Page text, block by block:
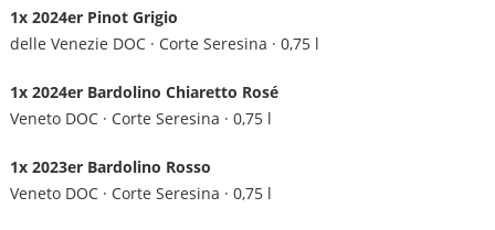
1x 2024er Pinot Grigio
delle Venezie DOC · Corte Seresina · 0,75 l
1x 2024er Bardolino Chiaretto Rosé
Veneto DOC · Corte Seresina · 0,75 l
1x 2023er Bardolino Rosso
Veneto DOC · Corte Seresina · 0,75 l